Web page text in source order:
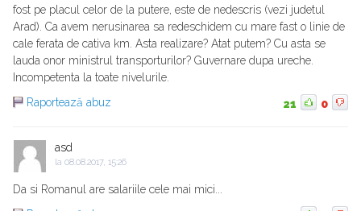
fost pe placul celor de la putere, este de nedescris (vezi judetul
Arad). Ca avem nerusinarea sa redeschidem cu mare fast o linie de
cale ferata de cativa km. Asta realizare? Atat putem? Cu asta se
lauda onor ministrul transporturilor? Guvernare dupa ureche.
Incompetenta la toate nivelurile.
Raportează abuz
21 0
asd
la 08.08.2017, 15:26
Da si Romanul are salariile cele mai mici...